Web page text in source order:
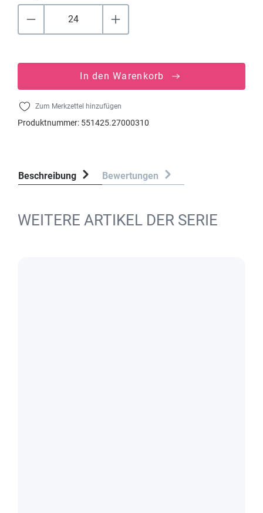
In den Warenkorb
Zum Merkzettel hinzufügen
Produktnummer: 551425.27000310
Beschreibung Bewertungen
WEITERE ARTIKEL DER SERIE